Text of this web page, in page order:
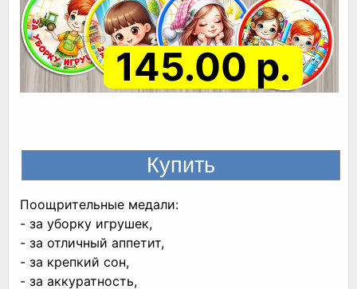
145.00 р.
Поощрительные медали:
- за уборку игрушек,
- за отличный аппетит,
- за крепкий сон,
- за аккуратность,